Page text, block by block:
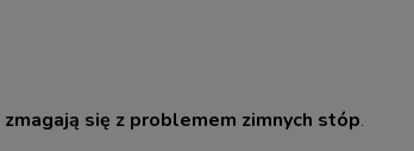
zmagają się z problemem zimnych stóp.